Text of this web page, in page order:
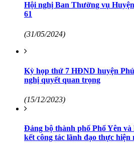
Hội nghị Ban Thường vụ
61
(31/05/2024)
Kỳ họp thứ 7 HĐND huyện
nghị quyết quan trọng
(15/12/2023)
Đảng bộ thành phố Phổ Yên
kết công tác lãnh đạo thực